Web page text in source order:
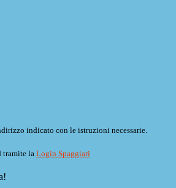
indicato con le istruzioni necessarie.
tramite la Login Spaggiari